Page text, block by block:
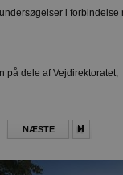
i forbindelse
på dele af Vejdirektoratet,
NÆSTE